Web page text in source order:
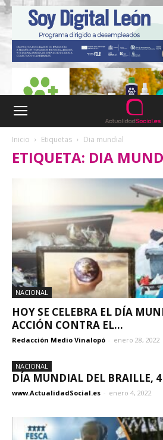
Inicio Etiquetas Dia mundial
ETIQUETA: DIA
NACIONAL
HOY SE CELEBRA EL DÍA
ACCIÓN CONTRA EL...
Redacción Medio Vinalopó - enero 28, 2022
NACIONAL
DÍA MUNDIAL DEL BRAILLE, 4
www.ActualidadSocial.es - enero 4, 2022